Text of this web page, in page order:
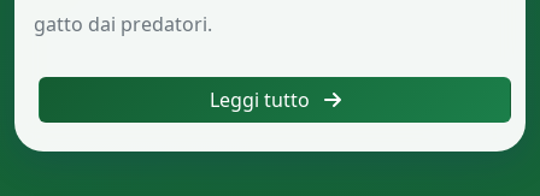
gatto dai predatori.
Leggi tutto